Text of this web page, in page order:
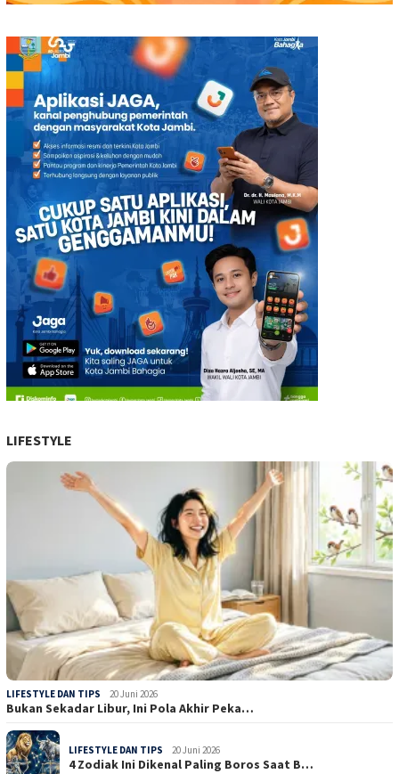
LIFESTYLE
LIFESTYLE DAN TIPS 20 Juni 2026
Bukan Sekadar Libur, Ini Pola Akhir Peka…
LIFESTYLE DAN TIPS 20 Juni 2026
4 Zodiak Ini Dikenal Paling Boros Saat B…